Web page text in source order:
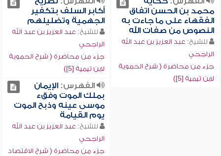
محمد بن الحسن اتفاق
الفقهاء على ما جاءت به
النصوص من صفات الله
للشيخ: عبد العزيز بن عبد الله
الراجحي
جزء من محاضرة ( شرح الحموية
لابن تيمية [5])
أكابر السلف بتكفير
الجهمية وتضليلهم
للشيخ: عبد العزيز بن عبد الله
الراجحي
جزء من محاضرة ( شرح الحموية
لابن تيمية [5])
الفهرس:الإيمان
بملك الموت وفقء
موسى عينه وذبح الموت
يوم القيامة
للشيخ: عبد العزيز بن عبد الله
الراجحي
جزء من محاضرة ( شرح الاقتصاد